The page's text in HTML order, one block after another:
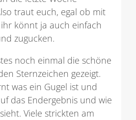
traut euch, egal ob mit
könnt ja auch einfach
zugucken.
noch einmal die schöne
Sternzeichen gezeigt.
was ein Gugel ist und
das Endergebnis und wie
Viele strickten am